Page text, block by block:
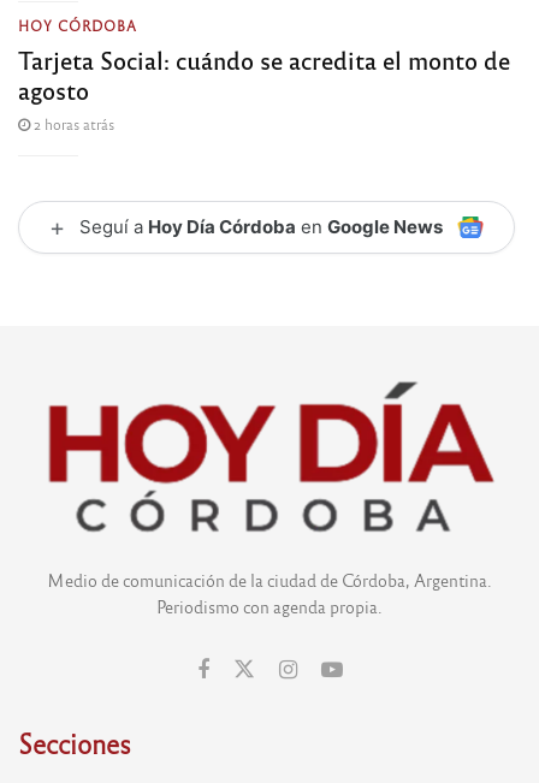
HOY CÓRDOBA
Tarjeta Social: cuándo se acredita el monto de
agosto
2 horas atrás
+ Seguí a Hoy Día Córdoba en Google News
Medio de comunicación de la ciudad de Córdoba, Argentina.
Periodismo con agenda propia.
Secciones